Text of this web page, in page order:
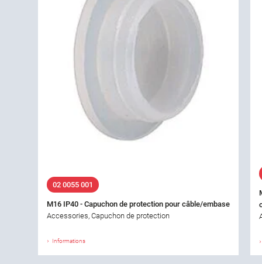
02 0055 001
M16 IP40 - Capuchon de protection pour câble/embase
Accessories, Capuchon de protection
Informations